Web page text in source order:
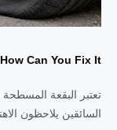
Can You Fix It?
تعتبر البقعة
السائقين يلاحظون